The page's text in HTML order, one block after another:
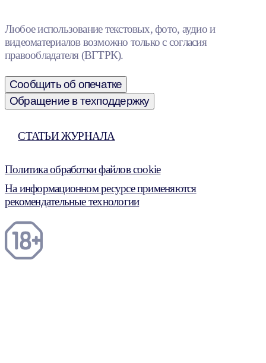
Любое использование текстовых, фото, аудио и
видеоматериалов возможно только с согласия
правообладателя (ВГТРК).
Сообщить об опечатке
Обращение в техподдержку
СТАТЬИ ЖУРНАЛА
Политика обработки файлов cookie
На информационном ресурсе применяются
рекомендательные технологии